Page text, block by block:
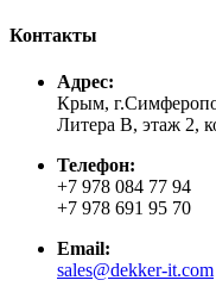
Контакты
Адрес:
Крым,
Литера В, этаж 2,
Телефон:
+7 978 084 77 94
+7 978 691 95 70
Email:
sales@dekker-it.com